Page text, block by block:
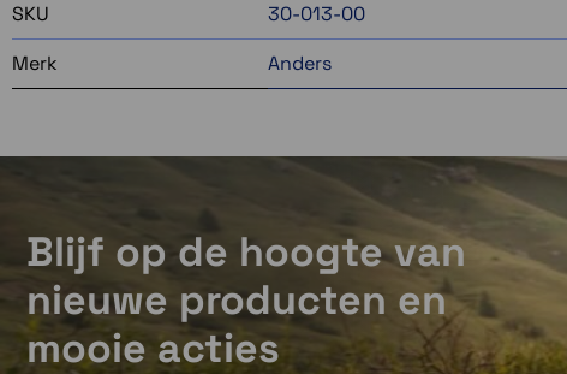
SKU
30-013-00
Merk
Anders
Blijf op de hoogte van
nieuwe producten en
mooie acties